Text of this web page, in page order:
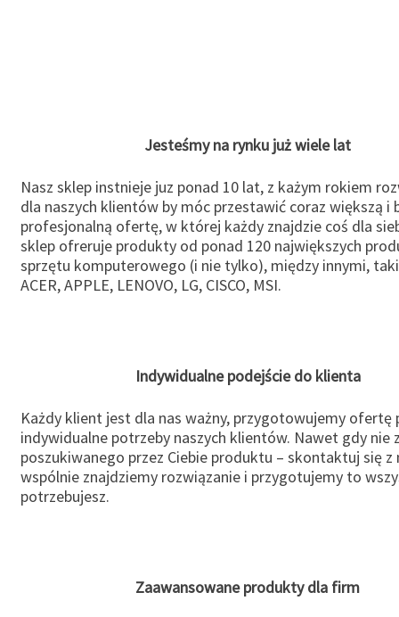
Jesteśmy na rynku już wiele lat
Nasz sklep instnieje juz ponad 10 lat, z każym rokiem
dla naszych klientów by móc przestawić coraz większą i
profesjonalną ofertę, w której każdy znajdzie coś dla
sklep ofreruje produkty od ponad 120 największych
sprzętu komputerowego (i nie tylko), między innymi,
ACER, APPLE, LENOVO, LG, CISCO, MSI.
Indywidualne podejście do klienta
Każdy klient jest dla nas ważny, przygotowujemy ofertę
indywidualne potrzeby naszych klientów. Nawet gdy nie
poszukiwanego przez Ciebie produktu – skontaktuj się z
wspólnie znajdziemy rozwiązanie i przygotujemy to
potrzebujesz.
Zaawansowane produkty dla firm